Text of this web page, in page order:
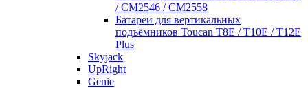
/ CM2546 / CM2558
Батареи для вертикальных
подъёмников Toucan T8E / T10E / T12E
Plus
Skyjack
UpRight
Genie